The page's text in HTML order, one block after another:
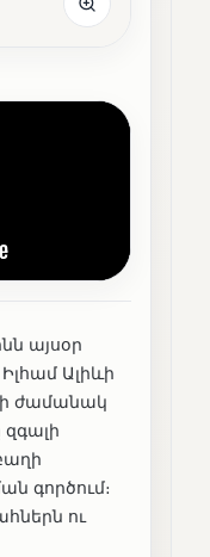
այսօր
Ալիևի
ժամանակ
գործում։
ու